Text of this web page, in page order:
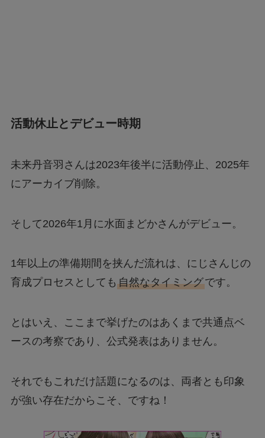
活動休止とデビュー時期
未来丹音羽さんは2023年後半に活動停止、2025年
にアーカイブ削除。
そして2026年1月に水面まどかさんがデビュー。
1年以上の準備期間を挟んだ流れは、にじさんじの
育成プロセスとしても 自然なタイミングです。
とはいえ、ここまで挙げたのはあくまで共通点ベ
ースの考察であり、公式発表はありません。
それでもこれだけ話題になるのは、両者とも印象
が強い存在だからこそ、ですね！